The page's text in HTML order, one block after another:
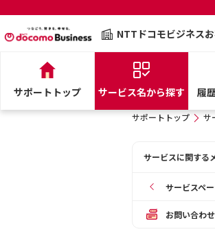
NTTドコモビジネス
サポートトップ サービス名から探す 履
サポートトップ サ
サービスに関する
サービスペ
お問い合わせ